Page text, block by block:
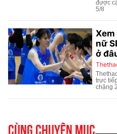
Cùng chuyên mục